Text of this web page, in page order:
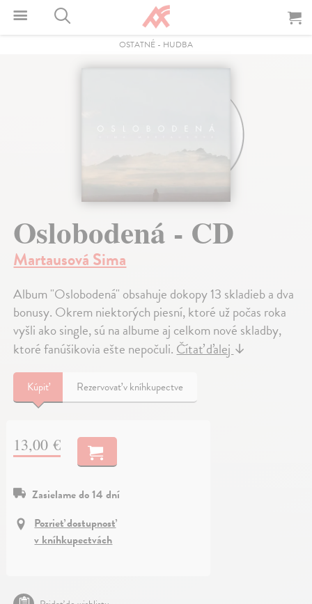
OSTATNÉ - HUDBA
Oslobodená - CD
Martausová Sima
Album "Oslobodená" obsahuje dokopy 13 skladieb a dva
bonusy. Okrem niektorých piesní, ktoré už počas roka
vyšli ako single, sú na albume aj celkom nové skladby,
ktoré fanúšikovia ešte nepočuli.Čítať ďalej↓
Kúpiť Rezervovať v kníhkupectve
13,00 €
Zasielame do 14 dní
Pozrieť dostupnosť
v kníhkupectvách